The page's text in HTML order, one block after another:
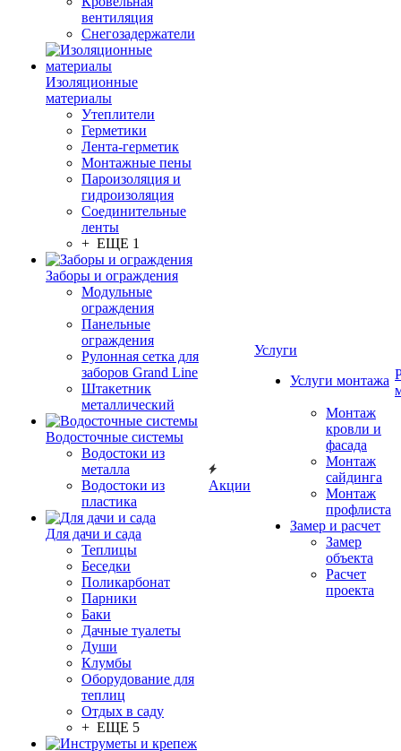
вентиляция
Снегозадержатели
Изоляционные
материалы
Утеплители
Герметики
Лента-герметик
Монтажные пены
Пароизоляция и
гидроизоляция
Соединительные
ленты
+ ЕЩЕ 1
Заборы и ограждения
Модульные
ограждения
Панельные
ограждения
Рулонная сетка для
заборов Grand Line
Штакетник
металлический
Водосточные системы
Водостоки из
металла
Водостоки из
пластика
Для дачи и сада
Теплицы
Беседки
Поликарбонат
Парники
Баки
Дачные туалеты
Души
Клумбы
Оборудование для
теплиц
Отдых в саду
+ ЕЩЕ 5
Акции
Услуги
Услуги монтажа
Монтаж
кровли и
фасада
Монтаж
сайдинга
Монтаж
профлиста
Замер и расчет
Замер
объекта
Расчет
проекта